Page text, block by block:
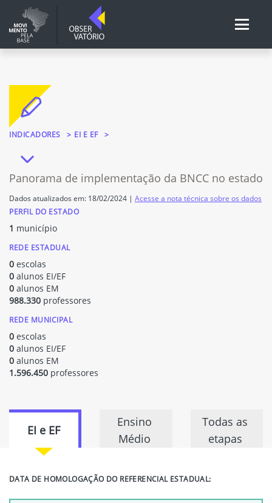
INDICADORES EI E EF
Panorama de implementação da BNCC no estado
Dados atualizados em: 18/02/2024 | Acesse a nota técnica sobre os dados
PERFIL DO ESTADO
1 município
REDE ESTADUAL
0 escolas
0 alunos EI/EF
0 alunos EM
988.330 professores
REDE MUNICIPAL
0 escolas
0 alunos EI/EF
0 alunos EM
1.596.450 professores
EI e EF
Ensino
Médio
Todas as
etapas
DATA DE HOMOLOGAÇÃO DO REFERENCIAL ESTADUAL: